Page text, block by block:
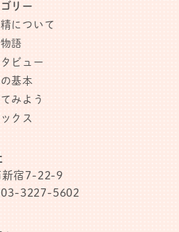
リー
について
語
ビュー
基本
みよう
ックス
新宿7-22-9
03-3227-5602